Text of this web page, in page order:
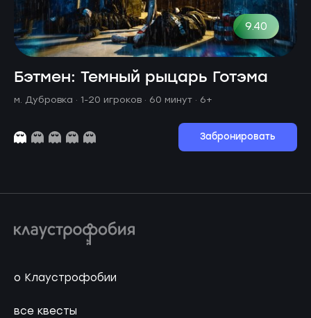
9.40
Бэтмен: Темный рыцарь Готэма
м. Дубровка · 1-20 игроков · 60 минут · 6+
Забронировать
о Клаустрофобии
все квесты